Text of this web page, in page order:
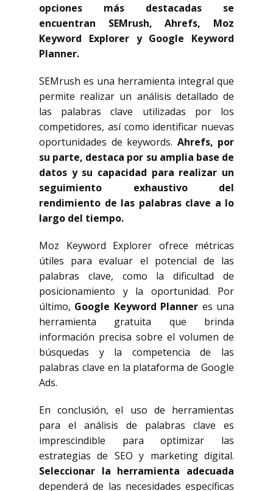
opciones más destacadas se
encuentran SEMrush, Ahrefs, Moz
Keyword Explorer y Google Keyword
Planner.
SEMrush es una herramienta integral que
permite realizar un análisis detallado de
las palabras clave utilizadas por los
competidores, así como identificar nuevas
oportunidades de keywords. Ahrefs, por
su parte, destaca por su amplia base de
datos y su capacidad para realizar un
seguimiento exhaustivo del
rendimiento de las palabras clave a lo
largo del tiempo.
Moz Keyword Explorer ofrece métricas
útiles para evaluar el potencial de las
palabras clave, como la dificultad de
posicionamiento y la oportunidad. Por
último, Google Keyword Planner es una
herramienta gratuita que brinda
información precisa sobre el volumen de
búsquedas y la competencia de las
palabras clave en la plataforma de Google
Ads.
En conclusión, el uso de herramientas
para el análisis de palabras clave es
imprescindible para optimizar las
estrategias de SEO y marketing digital.
Seleccionar la herramienta adecuada
dependerá de las necesidades específicas